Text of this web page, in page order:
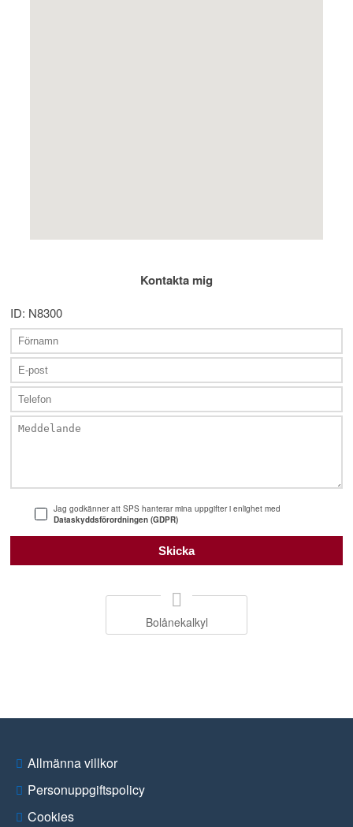
Kontakta mig
ID: N8300
Jag godkänner att SPS hanterar mina uppgifter i enlighet med
Dataskyddsförordningen (GDPR)
Bolånekalkyl
Allmänna villkor
Personuppgiftspolicy
Cookies